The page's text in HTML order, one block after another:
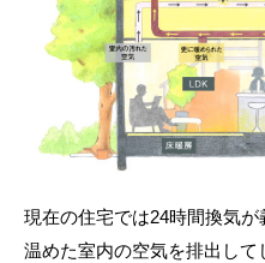
現在の住宅では24時間換気が
温めた室内の空気を排出して